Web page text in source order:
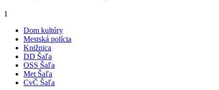
1
Dom kultúry
Mestská polícia
Knižnica
DD Šaľa
OSS Šaľa
Met Šaľa
CvČ Šaľa